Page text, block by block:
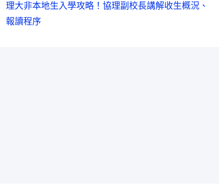
理大非本地生入學攻略！協理副校長講解收生概況、
報讀程序